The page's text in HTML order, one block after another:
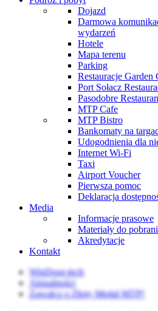
Dojazd
Darmowa
wydarzeń
Hotele
Mapa terenu
Parking
Restauracje Garden
Port Sołacz
Pasodobre
MTP Cafe
MTP Bistro
Bankomaty na
Udogodnienia dla
Internet Wi-Fi
Taxi
Airport Voucher
Pierwsza pomoc
Deklaracja
Media
Informacje prasowe
Materiały do
Akredytacje
Kontakt
WinDoor-tech
Aktualności
Zawalcz o Złoty Medal MTP!